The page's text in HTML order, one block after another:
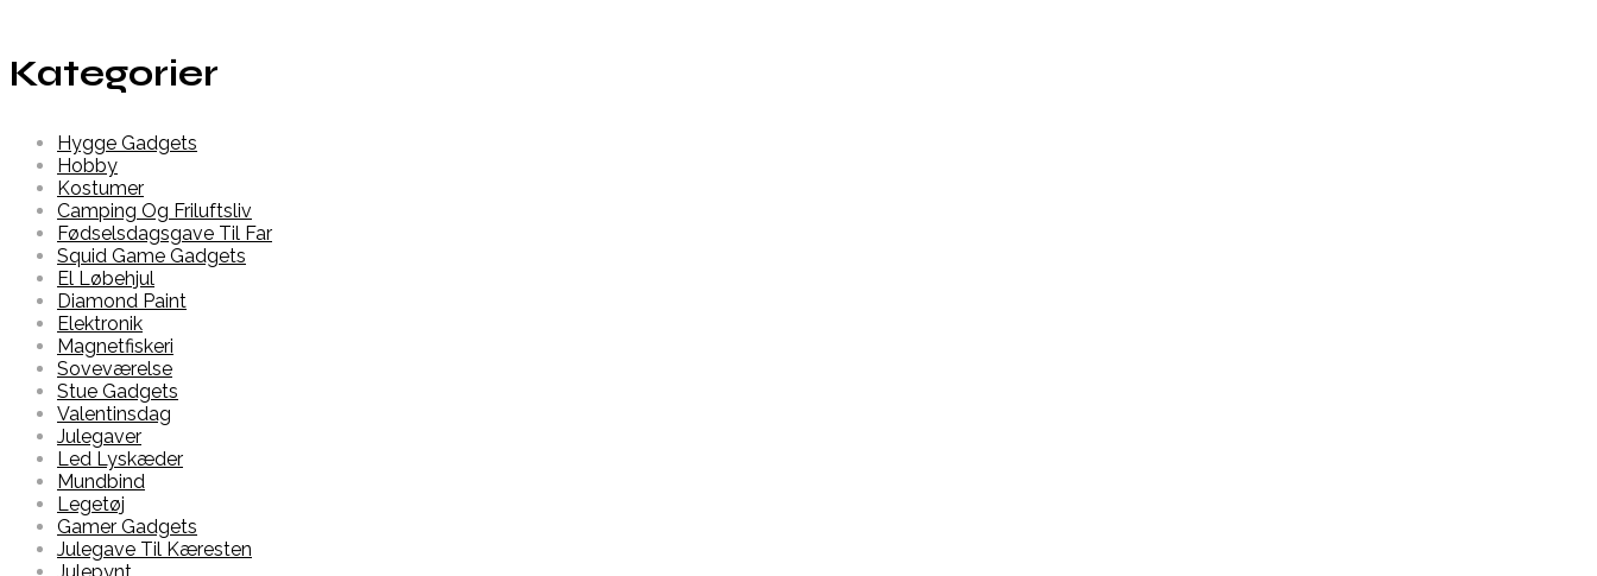
Kategorier
Hygge Gadgets
Hobby
Kostumer
Camping Og Friluftsliv
Fødselsdagsgave Til Far
Squid Game Gadgets
El Løbehjul
Diamond Paint
Elektronik
Magnetfiskeri
Soveværelse
Stue Gadgets
Valentinsdag
Julegaver
Led Lyskæder
Mundbind
Legetøj
Gamer Gadgets
Julegave Til Kæresten